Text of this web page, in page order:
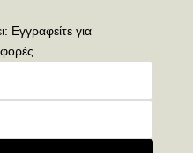
Εγγραφείτε για